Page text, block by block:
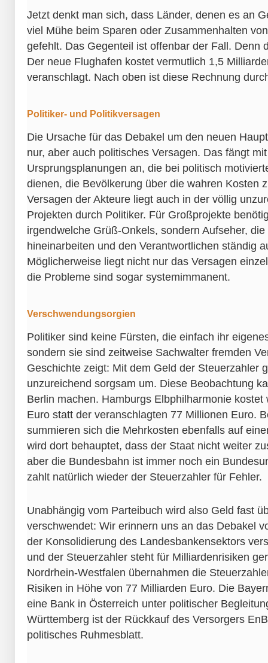
Jetzt denkt man sich, dass Länder, denen es an
viel Mühe beim Sparen oder Zusammenhalten
gefehlt. Das Gegenteil ist offenbar der Fall. Denn
Der neue Flughafen kostet vermutlich 1,5
veranschlagt. Nach oben ist diese Rechnung
Politiker- und Politikversagen
Die Ursache für das Debakel um den neuen
nur, aber auch politisches Versagen. Das fängt
Ursprungsplanungen an, die bei politisch
dienen, die Bevölkerung über die wahren Kosten
Versagen der Akteure liegt auch in der völlig
Projekten durch Politiker. Für Großprojekte
irgendwelche Grüß-Onkels, sondern Aufseher,
hineinarbeiten und den Verantwortlichen ständig
Möglicherweise liegt nicht nur das Versagen
die Probleme sind sogar systemimmanent.
Verschwendungsorgien
Politiker sind keine Fürsten, die einfach ihr
sondern sie sind zeitweise Sachwalter fremden
Geschichte zeigt: Mit dem Geld der Steuerzahler
unzureichend sorgsam um. Diese Beobachtung
Berlin machen. Hamburgs Elbphilharmonie kostet
Euro statt der veranschlagten 77 Millionen Euro.
summieren sich die Mehrkosten ebenfalls auf
wird dort behauptet, dass der Staat nicht weiter
aber die Bundesbahn ist immer noch ein
zahlt natürlich wieder der Steuerzahler für Fehler.
Unabhängig vom Parteibuch wird also Geld fast
verschwendet: Wir erinnern uns an das Debakel
der Konsolidierung des Landesbankensektors
und der Steuerzahler steht für Milliardenrisiken
Nordrhein-Westfalen übernahmen die
Risiken in Höhe von 77 Milliarden Euro. Die
eine Bank in Österreich unter politischer
Württemberg ist der Rückkauf des Versorgers
politisches Ruhmesblatt.